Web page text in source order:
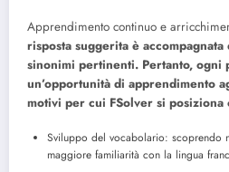
Apprendimento continuo e
risposta suggerita è
sinonimi pertinenti. Pertanto, ogni
un’opportunità di apprendimento
motivi per cui FSolver si posiziona
Sviluppo del vocabolario: scoprendo
maggiore familiarità con la lingua